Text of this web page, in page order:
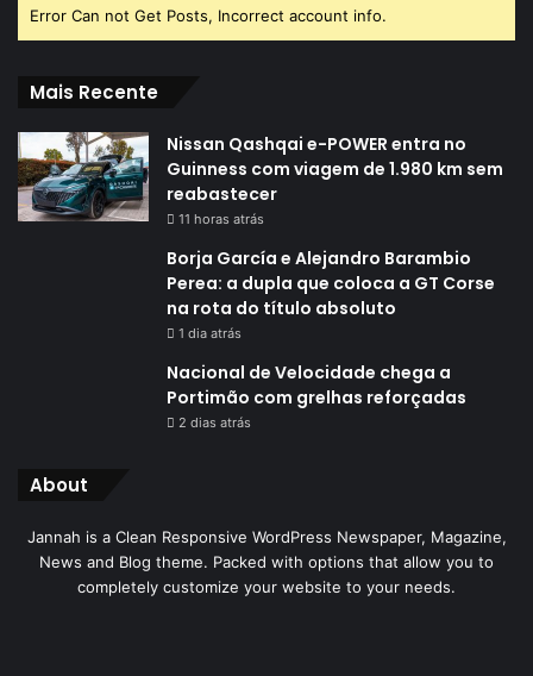
Error Can not Get Posts, Incorrect account info.
Mais Recente
Nissan Qashqai e-POWER entra no
Guinness com viagem de 1.980 km sem
reabastecer
11 horas atrás
Borja García e Alejandro Barambio
Perea: a dupla que coloca a GT Corse
na rota do título absoluto
1 dia atrás
Nacional de Velocidade chega a
Portimão com grelhas reforçadas
2 dias atrás
About
Jannah is a Clean Responsive WordPress Newspaper, Magazine,
News and Blog theme. Packed with options that allow you to
completely customize your website to your needs.